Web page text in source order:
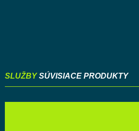
SLUŽBYSÚVISIACE PRODUKTY